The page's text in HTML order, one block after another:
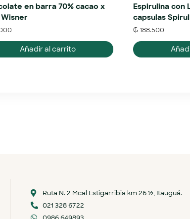
en barra 70% cacao x
Añadir al carrito
Espirulina con
capsulas
₲188.500
Ruta N. 2 Mcal Estigarribia km 26 ½, Itauguá.
021 328 6722